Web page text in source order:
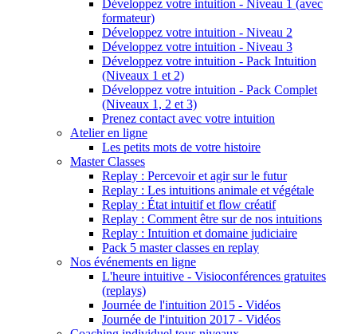
Développez votre intuition - Niveau 1 (avec
formateur)
Développez votre intuition - Niveau 2
Développez votre intuition - Niveau 3
Développez votre intuition - Pack Intuition
(Niveaux 1 et 2)
Développez votre intuition - Pack Complet
(Niveaux 1, 2 et 3)
Prenez contact avec votre intuition
Atelier en ligne
Les petits mots de votre histoire
Master Classes
Replay : Percevoir et agir sur le futur
Replay : Les intuitions animale et végétale
Replay : État intuitif et flow créatif
Replay : Comment être sur de nos intuitions
Replay : Intuition et domaine judiciaire
Pack 5 master classes en replay
Nos événements en ligne
L'heure intuitive - Visioconférences gratuites
(replays)
Journée de l'intuition 2015 - Vidéos
Journée de l'intuition 2017 - Vidéos